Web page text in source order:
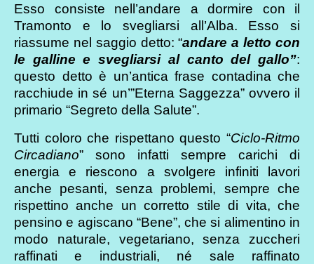
Esso consiste nell’andare a dormire con il
Tramonto e lo svegliarsi all’Alba. Esso si
riassume nel saggio detto: “andare a letto con
le galline e svegliarsi al canto del gallo”:
questo detto è un’antica frase contadina che
racchiude in sé un’”Eterna Saggezza” ovvero il
primario “Segreto della Salute”.
Tutti coloro che rispettano questo “Ciclo-Ritmo
Circadiano” sono infatti sempre carichi di
energia e riescono a svolgere infiniti lavori
anche pesanti, senza problemi, sempre che
rispettino anche un corretto stile di vita, che
pensino e agiscano “Bene”, che si alimentino in
modo naturale, vegetariano, senza zuccheri
raffinati e industriali, né sale raffinato